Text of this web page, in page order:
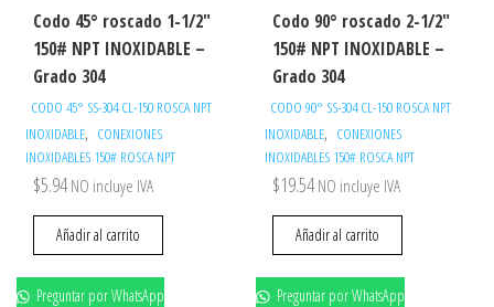
Codo 45° roscado 1-1/2″
150# NPT INOXIDABLE –
Grado 304
CODO 45° SS-304 CL-150 ROSCA NPT
INOXIDABLE, CONEXIONES
INOXIDABLES 150# ROSCA NPT
$5.94 NO incluye IVA
Añadir al carrito
Preguntar por WhatsApp
Codo 90° roscado 2-1/2″
150# NPT INOXIDABLE –
Grado 304
CODO 90° SS-304 CL-150 ROSCA NPT
INOXIDABLE, CONEXIONES
INOXIDABLES 150# ROSCA NPT
$19.54NO incluye IVA
Añadir al carrito
Preguntar por WhatsApp